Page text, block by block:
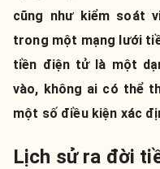
cũng như kiểm soát
trong một mạng lưới
tiền điện tử là một
vào, không ai có thể
một số điều kiện xác
Lịch sử ra đời